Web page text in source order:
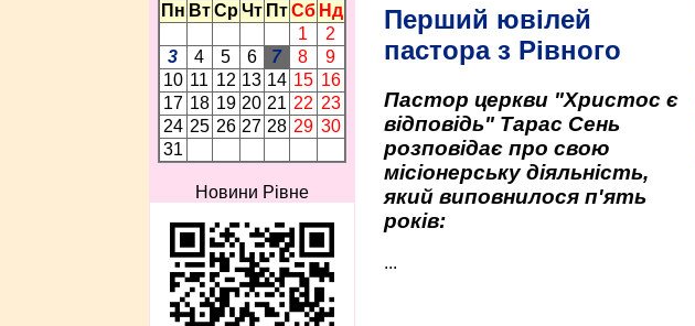
Пн Вт Ср Чт Пт Сб Нд
1
2
3
4 5 6 7 8
9
10 11 12 13 14 15 16
17 18 19 20 21 22 23
24 25 26 27 28 29 30
31
Новини Рівне
Перший ювілей
пастора з Рівного
Пастор церкви "Христос є
відповідь" Тарас Сень
розповідає про свою
місіонерську діяльність,
який виповнилося п'ять
років:
...